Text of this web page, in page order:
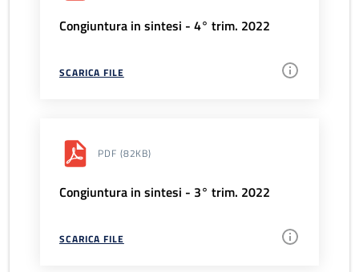
Congiuntura in sintesi - 4° trim. 2022
SCARICA FILE
PDF (82KB)
Congiuntura in sintesi - 3° trim. 2022
SCARICA FILE